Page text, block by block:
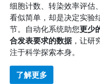
细胞计数、转染效率评估
看似简单，却是决定实验
节。自动化系统助您更少
合发表要求的数据，让研
注于科学探索本身。
了解更多